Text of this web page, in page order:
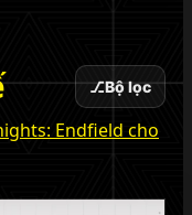
⎇Bộ lọc
Endfield cho